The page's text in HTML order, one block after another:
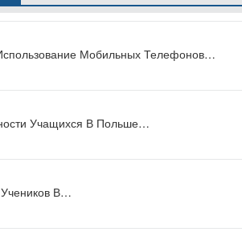
Мобильных Телефонов…
Учащихся В Польше…
В…
Продолжительность…
Преступлений На Почве…
Поддерживают Сокращение Рабочего…